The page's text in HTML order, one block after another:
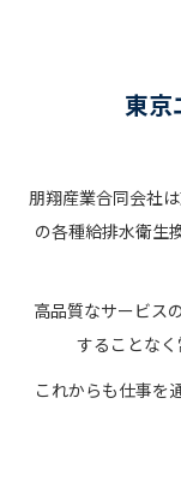
東京
朋翔産業合同会社
の各種給排水衛生
高品質なサービス
することなく
これからも仕事を